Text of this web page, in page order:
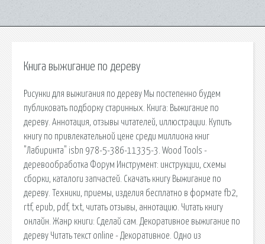
Книга выжигание по дереву
Рисунки для выжигания по дереву Мы постепенно будем
публиковать подборку старинных. Книга: Выжигание по
дереву. Аннотация, отзывы читателей, иллюстрации. Купить
книгу по привлекательной цене среди миллиона книг
"Лабиринта" isbn 978-5-386-11335-3. Wood Tools -
деревообработка Форум Инструмент: инструкции, схемы
сборки, каталоги запчастей. Скачать книгу Выжигание по
дереву. Техники, приемы, изделия бесплатно в формате fb2,
rtf, epub, pdf, txt, читать отзывы, аннотацию. Читать книгу
онлайн. Жанр книги: Сделай сам. Декоративное выжигание по
дереву Читать текст оnline - Декоративное. Одно из